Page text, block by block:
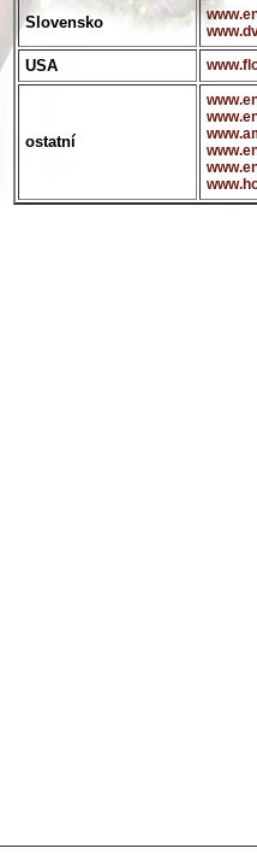
Slovensko
USA
ostatní